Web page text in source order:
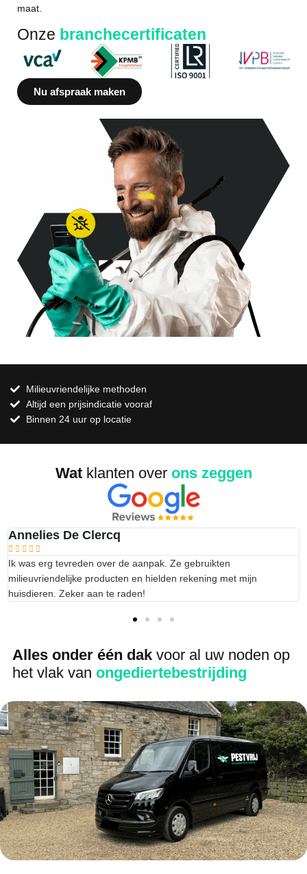
maat.
Onze branchecertificaten
Nu afspraak maken
Milieuvriendelijke methoden
Altijd een prijsindicatie vooraf
Binnen 24 uur op locatie
Watklanten over ons zeggen
Annelies De Clercq
    
Ik was erg tevreden over de aanpak. Ze gebruikten
milieuvriendelijke producten en hielden rekening met mijn
huisdieren. Zeker aan te raden!
Alles onder één dak voor al uw noden op
het vlak van ongediertebestrijding